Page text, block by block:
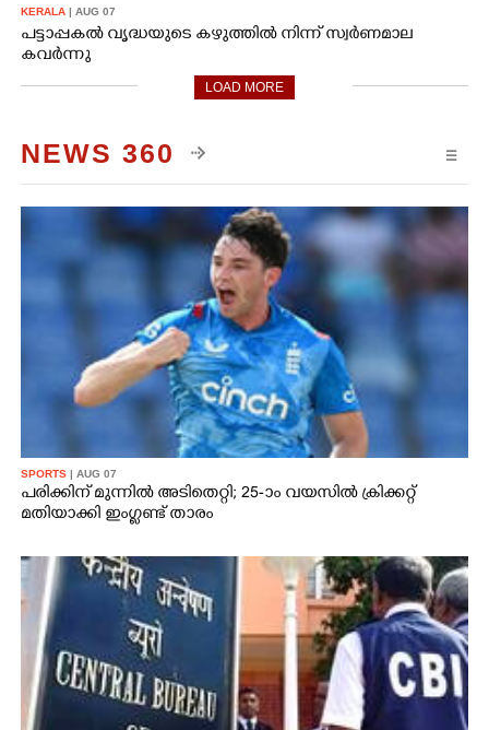
KERALA | AUG 07
പട്ടാപ്പകൽ വൃദ്ധയുടെ കഴുത്തിൽ നിന്ന് സ്വർണമാല
കവർന്നു
LOAD MORE
NEWS 360 ☰
SPORTS | AUG 07
പരിക്കിന് മുന്നിൽ അടിതെറ്റി; 25-ാം വയസിൽ ക്രിക്കറ്റ്
മതിയാക്കി ഇംഗ്ലണ്ട് താരം